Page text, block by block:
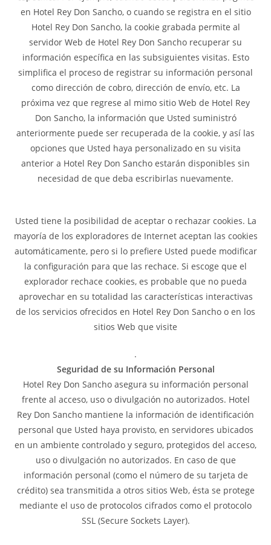
en Hotel Rey Don Sancho, o cuando se registra en el sitio
Hotel Rey Don Sancho, la cookie grabada permite al
servidor Web de Hotel Rey Don Sancho recuperar su
información específica en las subsiguientes visitas. Esto
simplifica el proceso de registrar su información personal
como dirección de cobro, dirección de envío, etc. La
próxima vez que regrese al mimo sitio Web de Hotel Rey
Don Sancho, la información que Usted suministró
anteriormente puede ser recuperada de la cookie, y así las
opciones que Usted haya personalizado en su visita
anterior a Hotel Rey Don Sancho estarán disponibles sin
necesidad de que deba escribirlas nuevamente.
Usted tiene la posibilidad de aceptar o rechazar cookies. La
mayoría de los exploradores de Internet aceptan las cookies
automáticamente, pero si lo prefiere Usted puede modificar
la configuración para que las rechace. Si escoge que el
explorador rechace cookies, es probable que no pueda
aprovechar en su totalidad las características interactivas
de los servicios ofrecidos en Hotel Rey Don Sancho o en los
sitios Web que visite
.
Seguridad de su Información Personal
Hotel Rey Don Sancho asegura su información personal
frente al acceso, uso o divulgación no autorizados. Hotel
Rey Don Sancho mantiene la información de identificación
personal que Usted haya provisto, en servidores ubicados
en un ambiente controlado y seguro, protegidos del acceso,
uso o divulgación no autorizados. En caso de que
información personal (como el número de su tarjeta de
crédito) sea transmitida a otros sitios Web, ésta se protege
mediante el uso de protocolos cifrados como el protocolo
SSL (Secure Sockets Layer).